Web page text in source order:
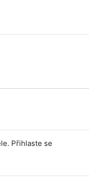
Přihlaste se